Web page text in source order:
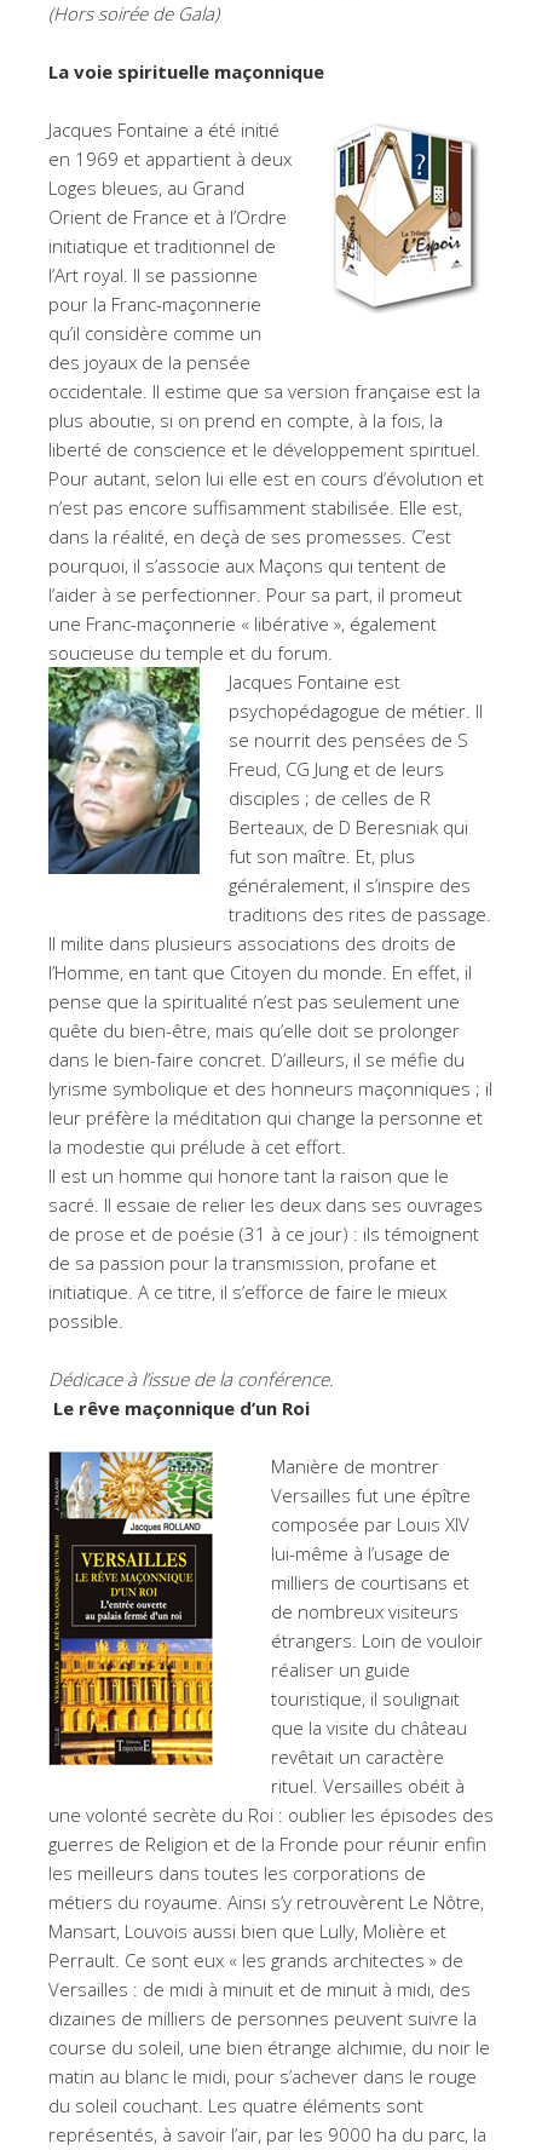
(Hors soirée de Gala)
La voie spirituelle maçonnique
Jacques Fontaine a été initié
en 1969 et appartient à deux
Loges bleues, au Grand
Orient de France et à l’Ordre
initiatique et traditionnel de
l’Art royal. Il se passionne
pour la Franc-maçonnerie
qu’il considère comme un
des joyaux de la pensée
occidentale. Il estime que sa version française est la
plus aboutie, si on prend en compte, à la fois, la
liberté de conscience et le développement spirituel.
Pour autant, selon lui elle est en cours d’évolution et
n’est pas encore suffisamment stabilisée. Elle est,
dans la réalité, en deçà de ses promesses. C’est
pourquoi, il s’associe aux Maçons qui tentent de
l’aider à se perfectionner. Pour sa part, il promeut
une Franc-maçonnerie « libérative », également
soucieuse du temple et du forum.
Jacques Fontaine est
psychopédagogue de métier. Il
se nourrit des pensées de S
Freud, CG Jung et de leurs
disciples ; de celles de R
Berteaux, de D Beresniak qui
fut son maître. Et, plus
généralement, il s’inspire des
traditions des rites de passage.
Il milite dans plusieurs associations des droits de
l’Homme, en tant que Citoyen du monde. En effet, il
pense que la spiritualité n’est pas seulement une
quête du bien-être, mais qu’elle doit se prolonger
dans le bien-faire concret. D’ailleurs, il se méfie du
lyrisme symbolique et des honneurs maçonniques ; il
leur préfère la méditation qui change la personne et
la modestie qui prélude à cet effort.
Il est un homme qui honore tant la raison que le
sacré. Il essaie de relier les deux dans ses ouvrages
de prose et de poésie (31 à ce jour) : ils témoignent
de sa passion pour la transmission, profane et
initiatique. A ce titre, il s’efforce de faire le mieux
possible.
Dédicace à l’issue de la conférence.
Le rêve maçonnique d’un Roi
Manière de montrer
Versailles fut une épître
composée par Louis XIV
lui-même à l’usage de
milliers de courtisans et
de nombreux visiteurs
étrangers. Loin de vouloir
réaliser un guide
touristique, il soulignait
que la visite du château
revêtait un caractère
rituel. Versailles obéit à
une volonté secrète du Roi : oublier les épisodes des
guerres de Religion et de la Fronde pour réunir enfin
les meilleurs dans toutes les corporations de
métiers du royaume. Ainsi s’y retrouvèrent Le Nôtre,
Mansart, Louvois aussi bien que Lully, Molière et
Perrault. Ce sont eux « les grands architectes » de
Versailles : de midi à minuit et de minuit à midi, des
dizaines de milliers de personnes peuvent suivre la
course du soleil, une bien étrange alchimie, du noir le
matin au blanc le midi, pour s’achever dans le rouge
du soleil couchant. Les quatre éléments sont
représentés, à savoir l’air, par les 9000 ha du parc, la